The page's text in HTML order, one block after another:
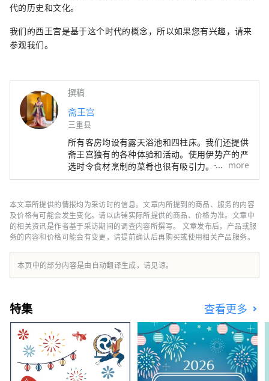
代的历史和文化。
我们的西王宫是基于这个时代的概念，所以如果您有兴趣，请来
参观我们。
撰稿
斋王宫
三重县
所有客房均设有露天浴池和四柱床。我们还提供
斋王宫独有的各种体验和活动。使用伊势产的严
选时令食材烹制的菜肴也很有吸引力。请尽情享
受奢华的时光。
more
本文章所提供的情报均为采访时的信息。文章内所提到的商品、服务的内容
及价格有可能会发生变化。请以店铺实际所提供的商品、价格为准。文章中
的相关资讯是作者基于采访期间的调查内容所撰写。 文章发布后，产品或服
务的内容和价格可能会有变更，请提前确认后再购买或使用相关产品服务。
本页中的部分内容是由自动翻译生成，请见谅。
特集 查看更多